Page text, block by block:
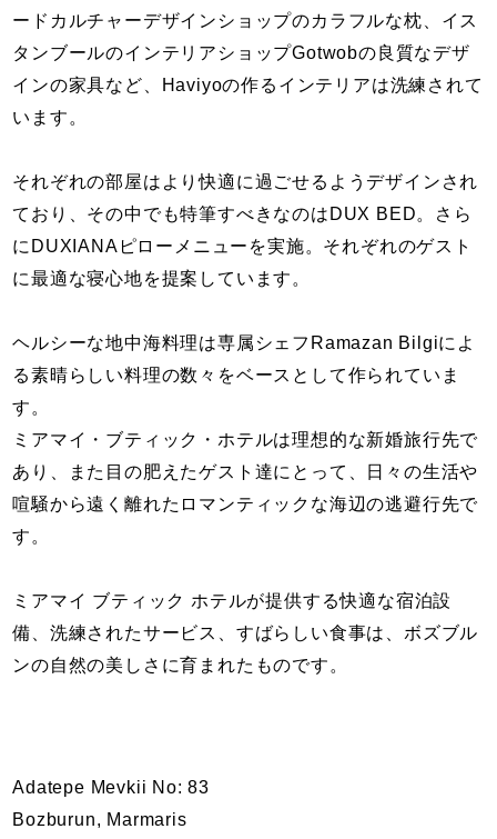
ードカルチャーデザインショップのカラフルな枕、イス
タンブールのインテリアショップGotwobの良質なデザ
インの家具など、Haviyoの作るインテリアは洗練されて
います。
それぞれの部屋はより快適に過ごせるようデザインされ
ており、その中でも特筆すべきなのはDUX BED。さら
にDUXIANAピローメニューを実施。それぞれのゲスト
に最適な寝心地を提案しています。
ヘルシーな地中海料理は専属シェフRamazan Bilgiによ
る素晴らしい料理の数々をベースとして作られていま
す。
ミアマイ・ブティック・ホテルは理想的な新婚旅行先で
あり、また目の肥えたゲスト達にとって、日々の生活や
喧騒から遠く離れたロマンティックな海辺の逃避行先で
す。
ミアマイ ブティック ホテルが提供する快適な宿泊設
備、洗練されたサービス、すばらしい食事は、ボズブル
ンの自然の美しさに育まれたものです。
Adatepe Mevkii No: 83
Bozburun, Marmaris